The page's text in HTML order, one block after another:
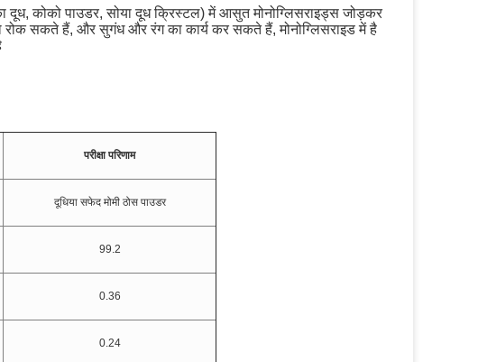
दूध, कोको पाउडर, सोया दूध क्रिस्टल) में आसुत मोनोग्लिसराइड्स जोड़कर
सकते हैं, और सुगंध और रंग का कार्य कर सकते हैं, मोनोग्लिसराइड में है
परीक्षा परिणाम
दूधिया सफेद मोमी ठोस पाउडर
99.2
0.36
0.24